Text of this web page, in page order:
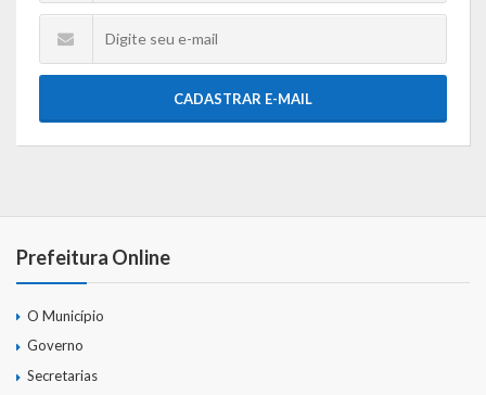
CADASTRAR E-MAIL
Prefeitura Online
O Município
Governo
Secretarias